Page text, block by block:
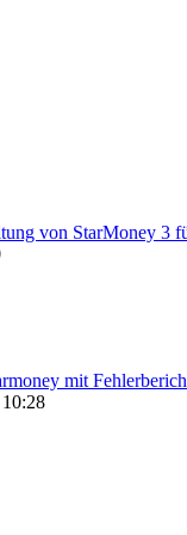
von StarMoney 3
mit